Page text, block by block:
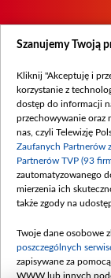
Szanujemy Twoją
Kliknij "Akceptuję i
korzystanie z
dostęp do informacji
przechowywanie oraz
nas, czyli Telewizję
Zaufanych Partnerów
Partnerów TVP (93
zautomatyzowanego
mierzenia ich
także zgody na
Twoje dane osobowe
poszczególnych
zapisywane za
WWW lub innych